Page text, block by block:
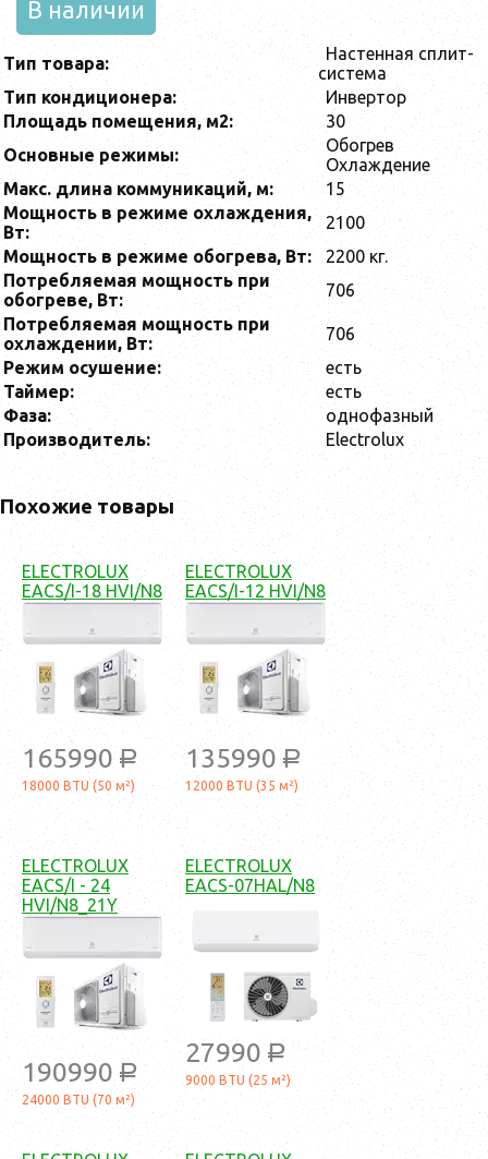
В наличии
Тип товара:
Настенная сплит-
система
Тип кондиционера:
Инвертор
Площадь помещения, м2:
30
Основные режимы:
Обогрев
Охлаждение
Макс. длина коммуникаций, м:
15
Мощность в режиме охлаждения,
Вт:
2100
Мощность в режиме обогрева, Вт:
2200 кг.
Потребляемая мощность при
обогреве, Вт:
706
Потребляемая мощность при
охлаждении, Вт:
706
Режим осушение:
есть
Таймер:
есть
Фаза:
однофазный
Производитель:
Electrolux
Похожие товары
ELECTROLUX
EACS/I-18 HVI/N8
165990 a
18000 BTU (50 м²)
ELECTROLUX
EACS/I-12 HVI/N8
135990 a
12000 BTU (35 м²)
ELECTROLUX
EACS/I - 24
HVI/N8_21Y
190990 a
24000 BTU (70 м²)
ELECTROLUX
EACS-07HAL/N8
27990 a
9000 BTU (25 м²)